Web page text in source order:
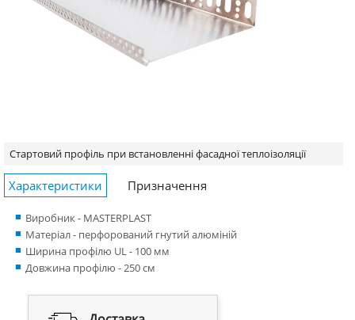
Стартовий профіль при встановленні фасадної теплоізоляції
Характеристики Призначення
Виробник - MASTERPLAST
Матеріал - перфорований гнутий алюміній
Ширина профілю UL - 100 мм
Довжина профілю - 250 см